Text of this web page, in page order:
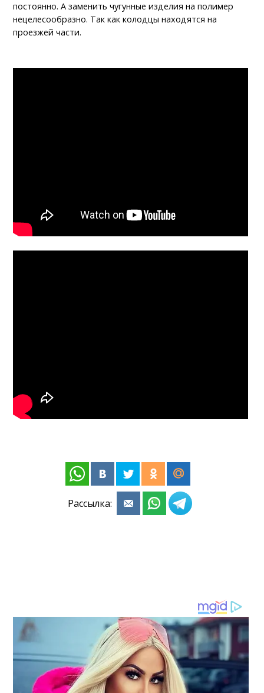
постоянно. А заменить чугунные изделия на полимер
нецелесообразно. Так как колодцы находятся на
проезжей части.
Рассылка: